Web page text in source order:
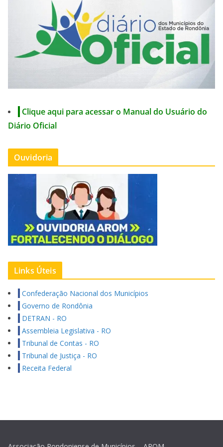
Clique aqui para acessar o Manual do Usuário do
Diário Oficial
Ouvidoria
Links Úteis
Confederação Nacional dos Municípios
Governo de Rondônia
DETRAN - RO
Assembleia Legislativa - RO
Tribunal de Contas - RO
Tribunal de Justiça - RO
Receita Federal